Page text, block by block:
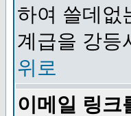
하여 쓸데없
계급을 강등
위로
이메일 링크